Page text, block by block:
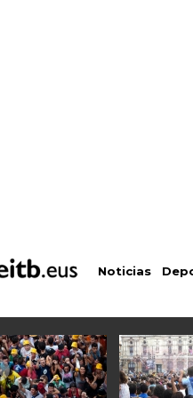
Noticias